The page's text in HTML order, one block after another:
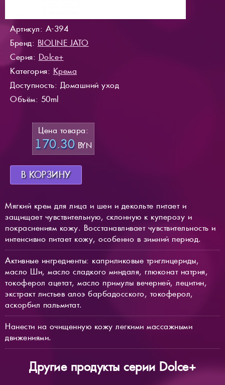
Артикул: A-394
Бренд: BIOLINE JATO
Серия: Dolce+
Категория: Крема
Доступность: Домашний уход
Объём: 50ml
Цена товара:
170.30BYN
В КОРЗИНУ
Мягкий крем для лица и шеи и декольте питает и
защищает чувствительную, склонную к куперозу и
покраснениям кожу. Восстанавливает чувствительность и
интенсивно питает кожу, особенно в зимний период.
Активные ингредиенты: каприликовые триглицериды,
масло Ши, масло сладкого миндаля, глюконат натрия,
токоферол ацетат, масло примулы вечерней, лецитин,
экстракт листьев алоэ барбадосского, токоферол,
аскорбил пальмитат.
Нанести на очищенную кожу легкими массажными
движениями.
Другие продукты серии Dolce+